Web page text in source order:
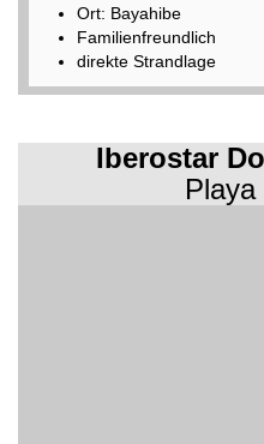
Ort: Bayahibe
Familienfreundlich
direkte Strandlage
Iberostar